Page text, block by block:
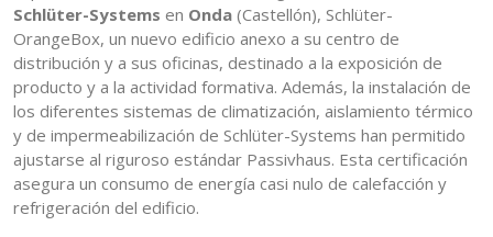
Schlüter-Systems en Onda (Castellón), Schlüter-
OrangeBox, un nuevo edificio anexo a su centro de
distribución y a sus oficinas, destinado a la exposición de
producto y a la actividad formativa. Además, la instalación de
los diferentes sistemas de climatización, aislamiento térmico
y de impermeabilización de Schlüter-Systems han permitido
ajustarse al riguroso estándar Passivhaus. Esta certificación
asegura un consumo de energía casi nulo de calefacción y
refrigeración del edificio.